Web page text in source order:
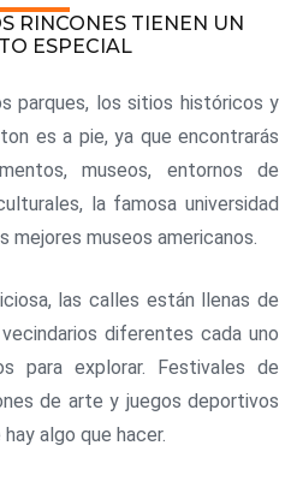
RINCONES TIENEN UN
ESPECIAL
parques, los sitios históricos y
es a pie, ya que encontrarás
museos, entornos de
la famosa universidad
mejores museos americanos.
las calles están llenas de
diferentes cada uno
para explorar. Festivales de
de arte y juegos deportivos
algo que hacer.